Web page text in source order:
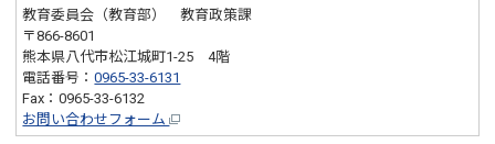
教育委員会（教育部） 教育政策課
〒866-8601
熊本県八代市松江城町1-25 4階
電話番号：0965-33-6131
Fax：0965-33-6132
お問い合わせフォーム